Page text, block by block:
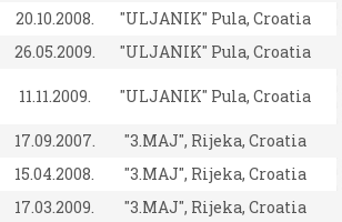
20.10.2008.
"ULJANIK" Pula, Croatia
26.05.2009. "ULJANIK" Pula, Croatia
11.11.2009. "ULJANIK" Pula, Croatia
17.09.2007.
"3.MAJ", Rijeka, Croatia
15.04.2008.
"3.MAJ", Rijeka, Croatia
17.03.2009.
"3.MAJ", Rijeka, Croatia